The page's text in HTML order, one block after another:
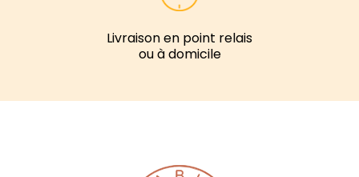
Livraison en point relais
ou à domicile